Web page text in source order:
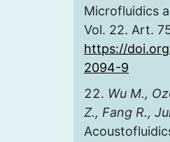
Microfluidics
Vol. 22. Art.
https://
2094-9
Wu M.,
Z., Fang R.,